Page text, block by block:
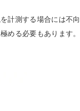
計測する場合には不
める必要もあります。